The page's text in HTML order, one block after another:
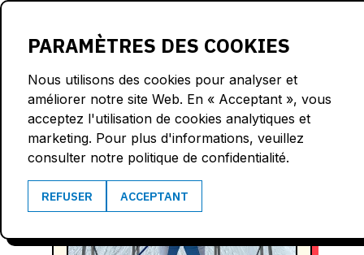
PARAMÈTRES DES COOKIES
Nous utilisons des cookies pour analyser et
améliorer notre site Web. En « Acceptant », vous
acceptez l'utilisation de cookies analytiques et
marketing. Pour plus d'informations, veuillez
consulter notre politique de confidentialité.
REFUSER ACCEPTANT